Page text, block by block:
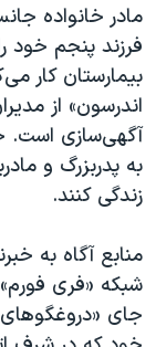
مادر خانواده
فرزند پنجم خود
بیمارستان کار
اندرسون» از
آگهی‌سازی است.
به پدربزرگ و
زندگی کنند.
منابع آگاه به
شبکه «فری
جای